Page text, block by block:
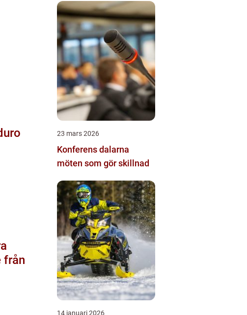
från
23 mars 2026
Konferens dalarna
möten som gör skillnad
14 januari 2026